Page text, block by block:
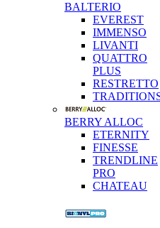
BALTERIO
EVEREST
IMMENSO
LIVANTI
QUATTRO
PLUS
RESTRETTO
BERRY ALLOC
ETERNITY
FINESSE
TRENDLINE
PRO
CHATEAU